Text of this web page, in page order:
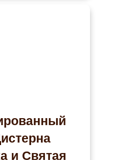
и Святая